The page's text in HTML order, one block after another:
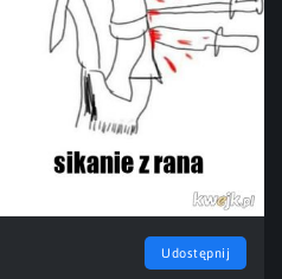
Udostępnij